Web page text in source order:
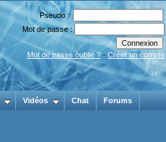
Pseudo :
Mot de passe :
Mot de passe oublié ? - Créer un compte
Vidéos Chat Forums